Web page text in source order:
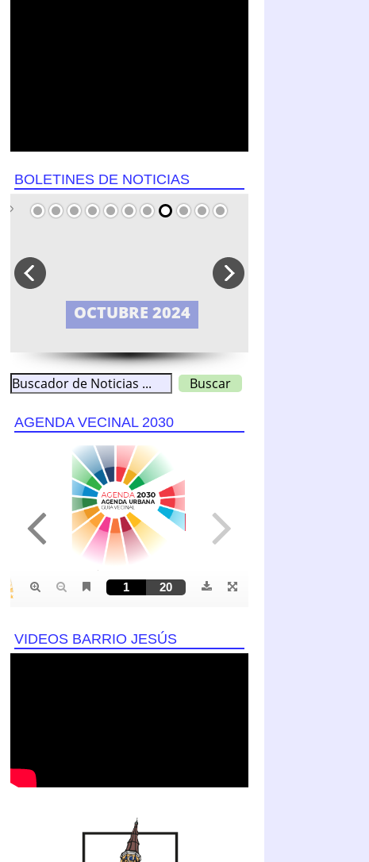
BOLETINES DE NOTICIAS
SEPTIEMBRE 2024
AGENDA VECINAL 2030
VIDEOS BARRIO JESÚS